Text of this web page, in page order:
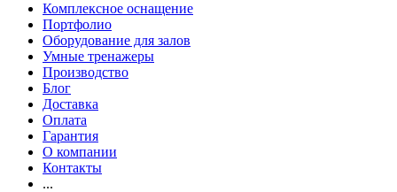
Комплексное оснащение
Портфолио
Оборудование для залов
Умные тренажеры
Производство
Блог
Доставка
Оплата
Гарантия
О компании
Контакты
...